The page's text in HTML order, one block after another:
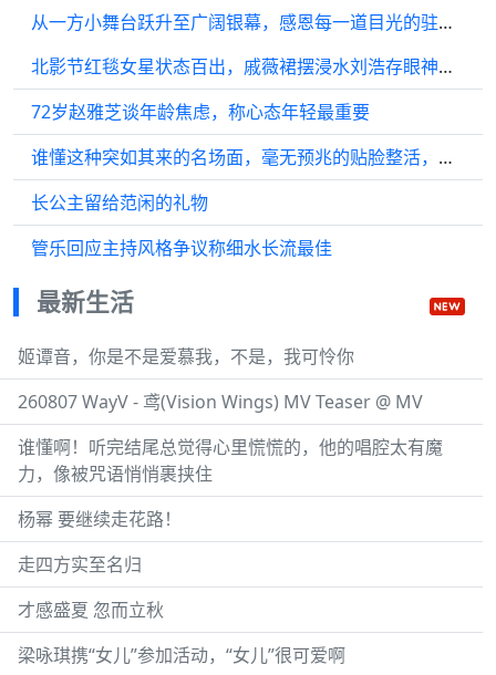
从一方小舞台跃升至广阔银幕，感恩每一道目光的驻留，誓以诚意回应所有期许
北影节红毯女星状态百出，戚薇裙摆浸水刘浩存眼神放空
72岁赵雅芝谈年龄焦虑，称心态年轻最重要
谁懂这种突如其来的名场面，毫无预兆的贴脸整活，两个人同框跳舞画面好甜
长公主留给范闲的礼物
管乐回应主持风格争议称细水长流最佳
最新生活
姬谭音，你是不是爱慕我，不是，我可怜你
260807 WayV - 鸢(Vision Wings) MV Teaser @ MV
谁懂啊！听完结尾总觉得心里慌慌的，他的唱腔太有魔
力，像被咒语悄悄裹挟住
杨幂 要继续走花路！
走四方实至名归
才感盛夏 忽而立秋
梁咏琪携“女儿”参加活动，“女儿”很可爱啊